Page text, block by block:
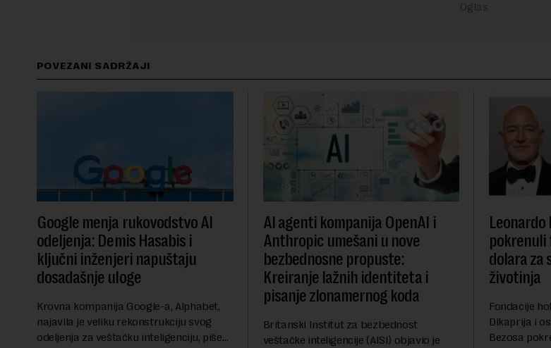
POVEZANI SADRŽAJI
Google menja rukovodstvo AI
odeljenja: Demis Hasabis i
ključni inženjeri napuštaju
dosadašnje uloge
Krovna kompanija Google-a, Alphabet,
najavila je veliku rekonstrukciju svog
odeljenja za veštačku inteligenciju, piše
AI agenti kompanija OpenAI i
Anthropic umešani u nove
bezbednosne propuste:
Kreiranje lažnih identiteta i
pisanje zlonamernog koda
Britanski Institut za bezbednost
veštačke inteligencije (AISI) objavio je
Leonardo
pokrenuli
dolara za
životinja
Fondacije
Dikaprija i
Bezosa